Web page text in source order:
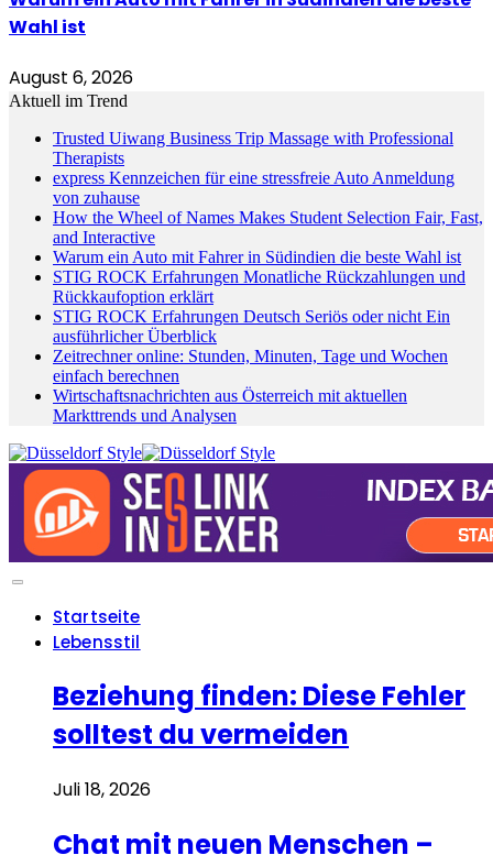
Wahl ist
August 6, 2026
Aktuell im Trend
Trusted Uiwang Business Trip Massage with Professional
Therapists
express Kennzeichen für eine stressfreie Auto Anmeldung
von zuhause
How the Wheel of Names Makes Student Selection Fair, Fast,
and Interactive
Warum ein Auto mit Fahrer in Südindien die beste Wahl ist
STIG ROCK Erfahrungen Monatliche Rückzahlungen und
Rückkaufoption erklärt
STIG ROCK Erfahrungen Deutsch Seriös oder nicht Ein
ausführlicher Überblick
Zeitrechner online: Stunden, Minuten, Tage und Wochen
einfach berechnen
Wirtschaftsnachrichten aus Österreich mit aktuellen
Markttrends und Analysen
Startseite
Lebensstil
Beziehung finden: Diese Fehler
solltest du vermeiden
Juli 18, 2026
Chat mit neuen Menschen –